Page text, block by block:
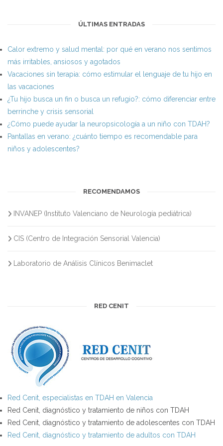
ÚLTIMAS ENTRADAS
Calor extremo y salud mental: por qué en verano nos sentimos
más irritables, ansiosos y agotados
Vacaciones sin terapia: cómo estimular el lenguaje de tu hijo en
las vacaciones
¿Tu hijo busca un fin o busca un refugio?: cómo diferenciar entre
berrinche y crisis sensorial
¿Cómo puede ayudar la neuropsicología a un niño con TDAH?
Pantallas en verano: ¿cuánto tiempo es recomendable para
niños y adolescentes?
RECOMENDAMOS
INVANEP (Instituto Valenciano de Neurología pediátrica)
CIS (Centro de Integración Sensorial Valencia)
Laboratorio de Análisis Clínicos Benimaclet
RED CENIT
Red Cenit, especialistas en TDAH en Valencia
Red Cenit, diagnóstico y tratamiento de niños con TDAH
Red Cenit, diagnóstico y tratamiento de adolescentes con TDAH
Red Cenit, diagnóstico y tratamiento de adultos con TDAH